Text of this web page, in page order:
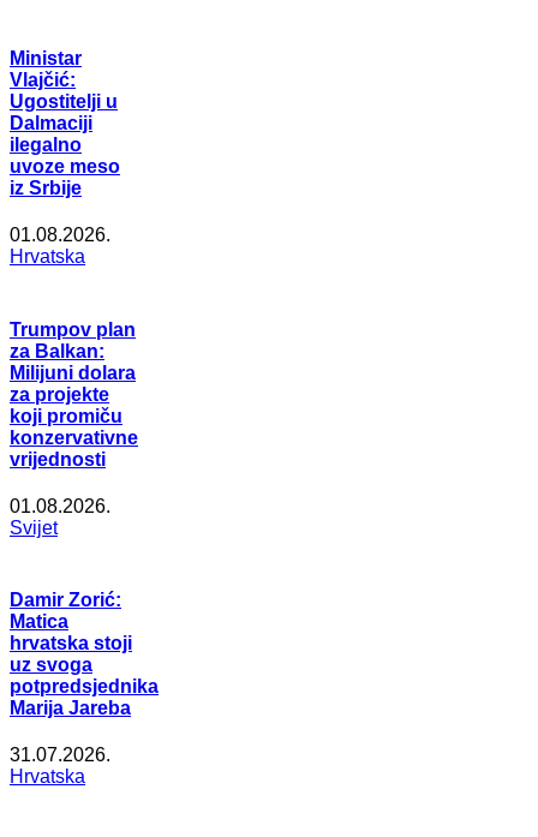
Ministar
Vlajčić:
Ugostitelji u
Dalmaciji
ilegalno
uvoze meso
iz Srbije
01.08.2026.
Hrvatska
Trumpov plan
za Balkan:
Milijuni dolara
za projekte
koji promiču
konzervativne
vrijednosti
01.08.2026.
Svijet
Damir Zorić:
Matica
hrvatska stoji
uz svoga
potpredsjednika
Marija Jareba
31.07.2026.
Hrvatska